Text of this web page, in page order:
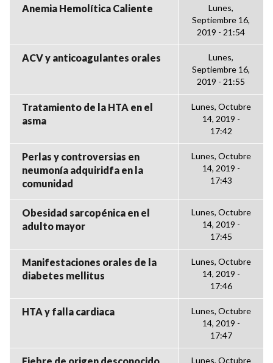
Anemia Hemolítica Caliente
Lunes,
Septiembre 16,
2019 - 21:54
ACV y anticoagulantes orales
Lunes,
Septiembre 16,
2019 - 21:55
Tratamiento de la HTA en el
asma
Lunes, Octubre
14, 2019 -
17:42
Perlas y controversias en
neumonía adquiridfa en la
comunidad
Lunes, Octubre
14, 2019 -
17:43
Obesidad sarcopénica en el
adulto mayor
Lunes, Octubre
14, 2019 -
17:45
Manifestaciones orales de la
diabetes mellitus
Lunes, Octubre
14, 2019 -
17:46
HTA y falla cardiaca
Lunes, Octubre
14, 2019 -
17:47
Lunes, Octubre